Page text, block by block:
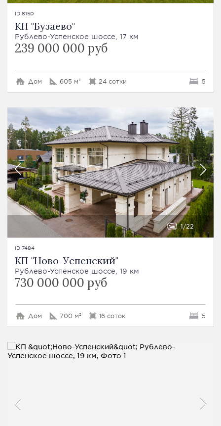
ID 8150
КП "Бузаево"
Рублево-Успенское шоссе, 17 км
239 000 000 руб
Дом 605 м² 24 сотки 5
1 22
ID 7484
КП "Ново-Успенский"
Рублево-Успенское шоссе, 19 км
730 000 000 руб
Дом 700 м² 16 соток 5